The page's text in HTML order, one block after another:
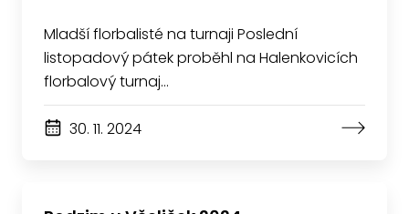
Mladší florbalisté na turnaji Poslední
listopadový pátek proběhl na Halenkovicích
florbalový turnaj…
30. 11. 2024